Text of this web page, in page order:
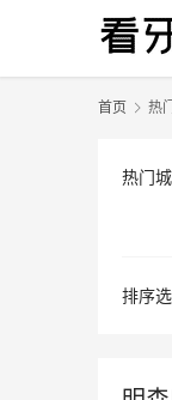
首页 热
热门
排序